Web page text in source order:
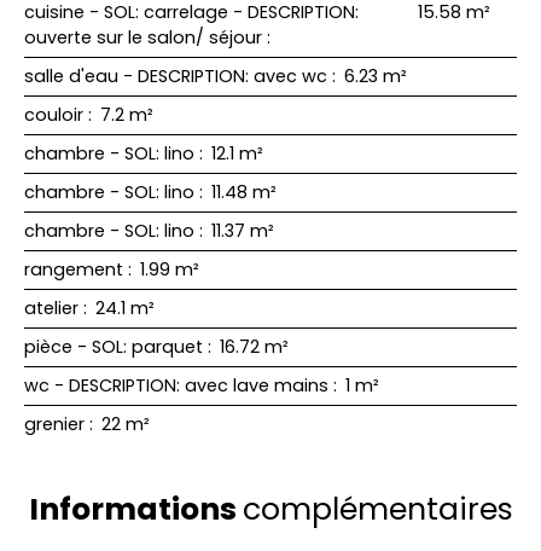
cuisine - SOL: carrelage - DESCRIPTION:
ouverte sur le salon/ séjour :
15.58 m²
salle d'eau - DESCRIPTION: avec wc : 6.23 m²
couloir : 7.2 m²
chambre - SOL: lino : 12.1 m²
chambre - SOL: lino : 11.48 m²
chambre - SOL: lino : 11.37 m²
rangement : 1.99 m²
atelier : 24.1 m²
pièce - SOL: parquet : 16.72 m²
wc - DESCRIPTION: avec lave mains : 1 m²
grenier : 22 m²
Informations complémentaires